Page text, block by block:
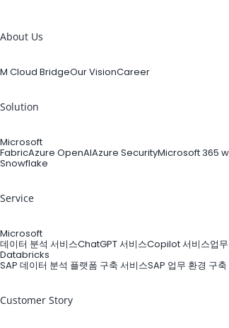
About Us
M Cloud BridgeOur VisionCareer
Solution
Microsoft
FabricAzure OpenAIAzure SecurityMicrosoft 365
Snowflake
Service
Microsoft
데이터 분석 서비스ChatGPT 서비스Copilot 서비스업
Databricks
SAP 데이터 분석 플랫폼 구축 서비스SAP 업무 환경 구
Customer Story